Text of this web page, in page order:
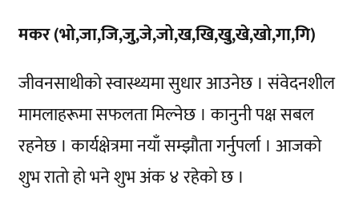
मकर (भो,जा,जि,जु,जे,जो,ख,खि,खु,खे,खो,गा,गि)
जीवनसाथीको स्वास्थ्यमा सुधार आउनेछ । संवेदनशील
मामलाहरूमा सफलता मिल्नेछ । कानुनी पक्ष सबल
रहनेछ । कार्यक्षेत्रमा नयाँ सम्झौता गर्नुपर्ला । आजको
शुभ रातो हो भने शुभ अंक ४ रहेको छ ।